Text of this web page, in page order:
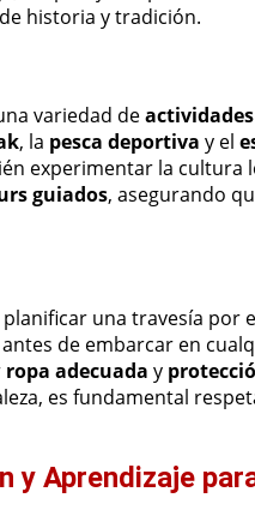
historia y tradición.
variedad de
, la pesca deportiva y el
experimentar la cultura
guiados, asegurando
una travesía por
antes de embarcar en
ropa adecuada y
es fundamental
Aprendizaje